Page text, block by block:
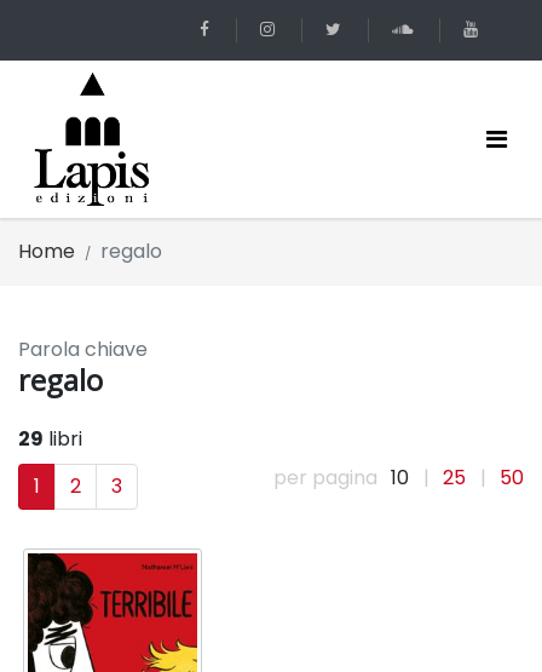
Home regalo
Parola chiave
regalo
29 libri
1
2 3 per pagina 10 | 25 | 50